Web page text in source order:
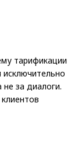
тарификации
за диалоги.